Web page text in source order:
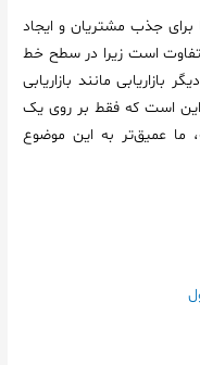
برای جذب مشتریان و ایجاد
است زیرا در سطح خط
بازاریابی مانند بازاریابی
این است که فقط بر روی یک
ما عمیق‌تر به این موضوع